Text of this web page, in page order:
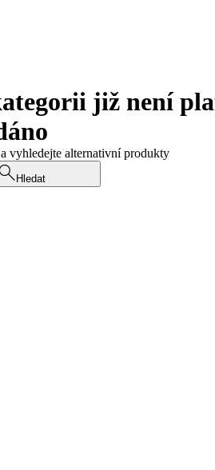
již není
vyhledejte alternativní produkty
Hledat